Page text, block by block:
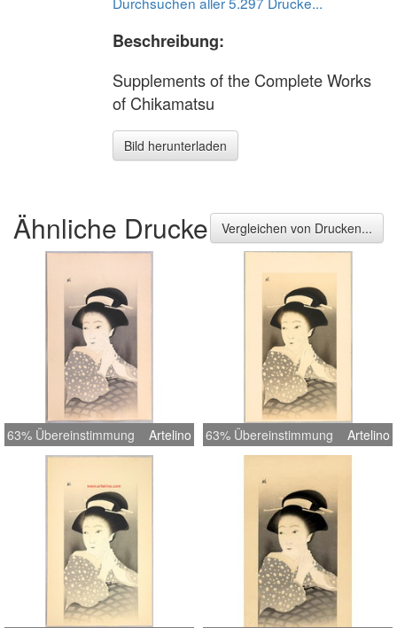
Beschreibung:
Supplements of the Complete Works
of Chikamatsu
Bild herunterladen
Ähnliche Drucke Vergleichen von Drucken...
63% Übereinstimmung Artelino 63% Übereinstimmung Artelino